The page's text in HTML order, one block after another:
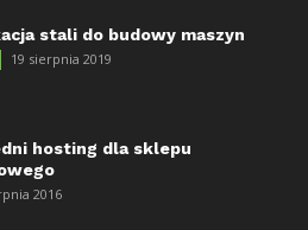
stali do budowy maszyn
19 sierpnia 2019
hosting dla sklepu
2016